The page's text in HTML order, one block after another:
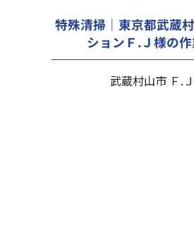
特殊清掃｜東京都武蔵
ションＦ.Ｊ様の
武蔵村山市 Ｆ.